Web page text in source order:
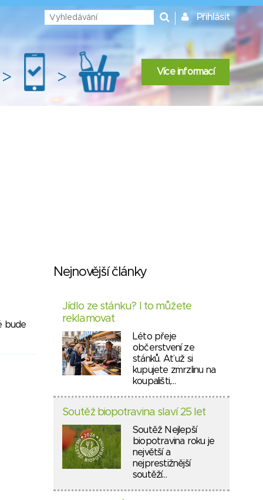
Přihlásit
> > Více informací
bude
Nejnovější články
Jídlo ze stánku? I to můžete
reklamovat
Léto přeje
občerstvení ze
stánků. Ať už si
kupujete zmrzlinu na
koupališti,…
Soutěž biopotravina slaví 25 let
Soutěž Nejlepší
biopotravina roku je
největší a
nejprestižnější
soutěží…